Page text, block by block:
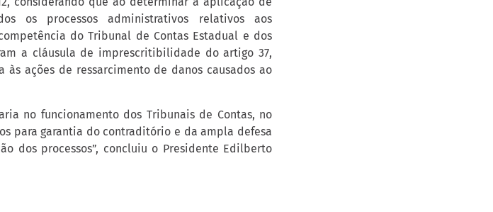
os processos administrativos relativos aos
do Tribunal de Contas Estadual e dos
a cláusula de imprescritibilidade do artigo 37,
às ações de ressarcimento de danos causados ao
no funcionamento dos Tribunais de Contas, no
para garantia do contraditório e da ampla defesa
dos processos”, concluiu o Presidente Edilberto